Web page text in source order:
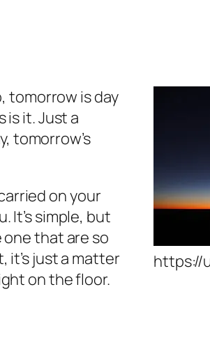
https://
tomorrow is day
is it. Just a
tomorrow’s
on your
It’s simple, but
that are so
it’s just a matter
on the floor.